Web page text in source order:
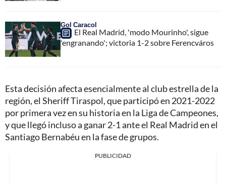
Gol Caracol
El Real Madrid, 'modo Mourinho', sigue
'engranando'; victoria 1-2 sobre Ferencváros
Esta decisión afecta esencialmente al club estrella de la
región, el Sheriff Tiraspol, que participó en 2021-2022
por primera vez en su historia en la Liga de Campeones,
y que llegó incluso a ganar 2-1 ante el Real Madrid en el
Santiago Bernabéu en la fase de grupos.
PUBLICIDAD